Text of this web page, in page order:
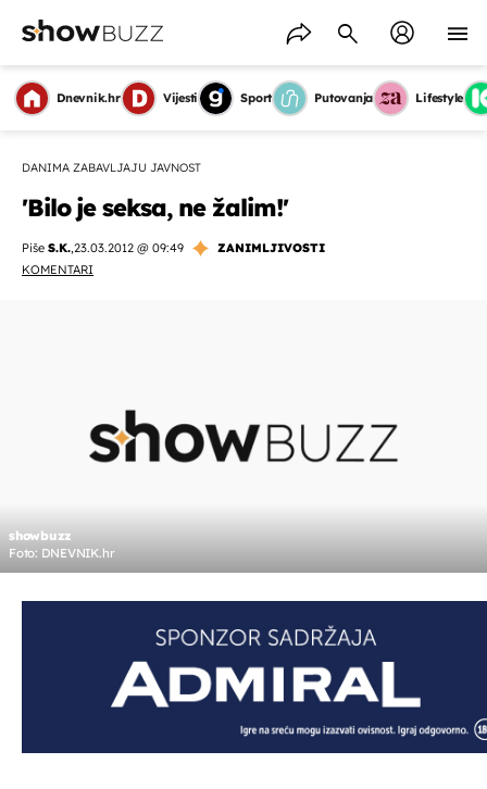
Dnevnik.hr Vijesti Sport Putovanja Lifestyle
DANIMA ZABAVLJAJU JAVNOST
'Bilo je seksa, ne žalim!'
Piše S.K.,23.03.2012 @ 09:49
ZANIMLJIVOSTI
KOMENTARI
showbuzz
Foto: DNEVNIK.hr
OMOGUĆI OBAVIJESTI